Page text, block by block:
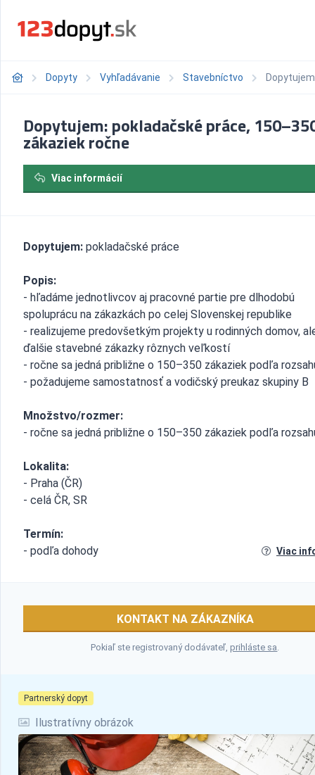
Dopyty Vyhľadávanie Stavebníctvo
Partnerský dopyt
Ilustratívny obrázok
Dopytujem: pokladačské práce,
zákaziek ročne
Viac informácií
Dopytujem: pokladačské práce
Popis:
- hľadáme jednotlivcov aj pracovné partie pre dlhodobú
spoluprácu na zákazkách po celej Slovenskej republike
- realizujeme predovšetkým projekty u rodinných domov,
ďalšie stavebné zákazky rôznych veľkostí
- ročne sa jedná približne o 150–350 zákaziek podľa
- požadujeme samostatnosť a vodičský preukaz skupiny B
Množstvo/rozmer:
- ročne sa jedná približne o 150–350 zákaziek podľa
Lokalita:
- Praha (ČR)
- celá ČR, SR
Termín:
- podľa dohody
Viac
KONTAKT NA ZÁKAZNÍKA
Pokiaľ ste registrovaný dodávateľ,prihláste sa.